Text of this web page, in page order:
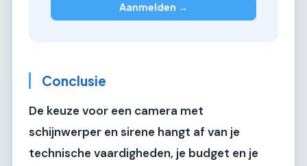
Aanmelden →
Conclusie
De keuze voor een camera met
schijnwerper en sirene hangt af van je
technische vaardigheden, je budget en je